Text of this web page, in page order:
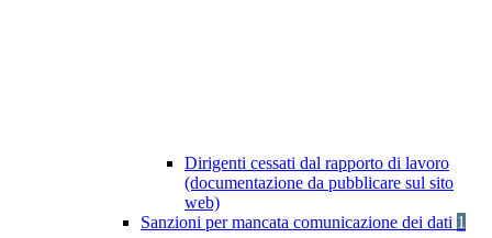
Dirigenti cessati dal rapporto di lavoro
(documentazione da pubblicare sul sito
web)
Sanzioni per mancata comunicazione dei dati 1